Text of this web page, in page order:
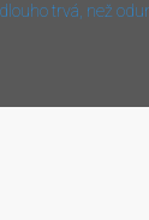
trvá, než